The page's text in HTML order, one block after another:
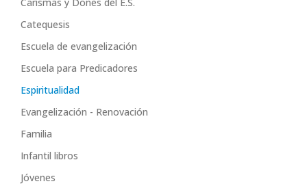
Catequesis
Escuela de evangelización
Escuela para Predicadores
Espiritualidad
Evangelización - Renovación
Familia
Infantil libros
Jóvenes